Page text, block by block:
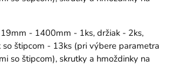
- 1400mm - 1ks, držiak - 2ks,
so štipcom - 13ks (pri výbere parametra
so štipcom), skrutky a hmoždinky na